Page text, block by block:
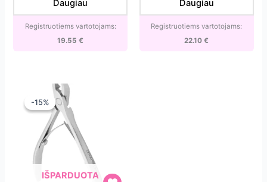
23.00 €.19.55 €.
Daugiau
Registruotiems vartotojams:
19.55€
30-
26.00 €.22.10 €.
Daugiau
Registruotiems vartotojams:
22.10€
-15%
IŠPARDUOTA
-15%